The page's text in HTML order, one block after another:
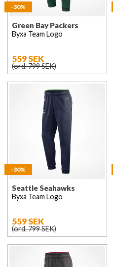
-30%
Green Bay Packers
Byxa Team Logo
559 SEK
(ord. 799 SEK)
-30%
Seattle Seahawks
Byxa Team Logo
559 SEK
(ord. 799 SEK)